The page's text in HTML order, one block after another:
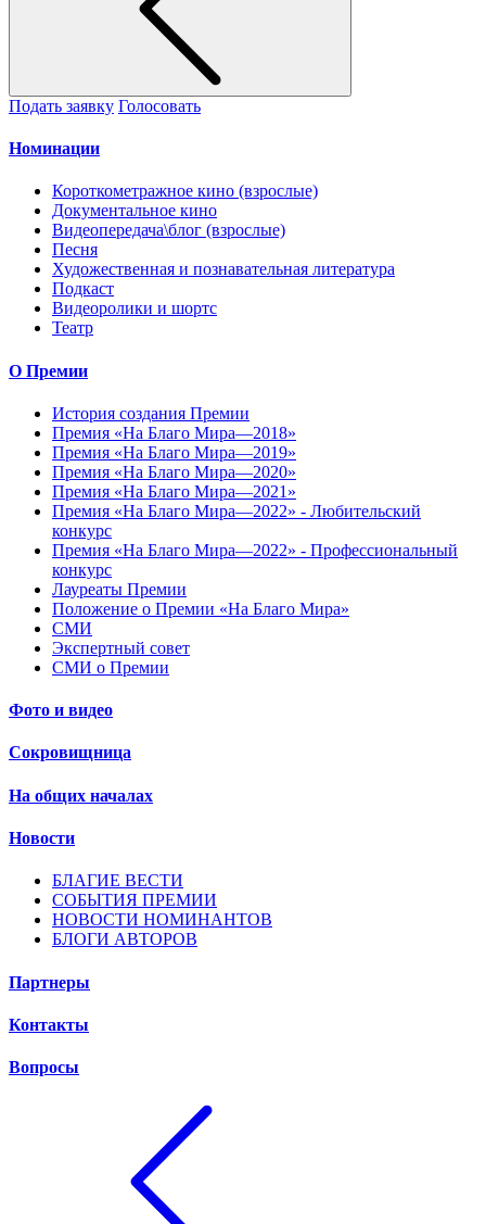
Подать заявку Голосовать
Номинации
Короткометражное кино (взрослые)
Документальное кино
Видеопередача\блог (взрослые)
Песня
Художественная и познавательная литература
Подкаст
Видеоролики и шортс
Театр
О Премии
История создания Премии
Премия «На Благо Мира—2018»
Премия «На Благо Мира—2019»
Премия «На Благо Мира—2020»
Премия «На Благо Мира—2021»
Премия «На Благо Мира—2022» - Любительский
конкурс
Премия «На Благо Мира—2022» - Профессиональный
конкурс
Лауреаты Премии
Положение о Премии «На Благо Мира»
СМИ
Экспертный совет
СМИ о Премии
Фото и видео
Сокровищница
На общих началах
Новости
БЛАГИЕ ВЕСТИ
СОБЫТИЯ ПРЕМИИ
НОВОСТИ НОМИНАНТОВ
БЛОГИ АВТОРОВ
Партнеры
Контакты
Вопросы